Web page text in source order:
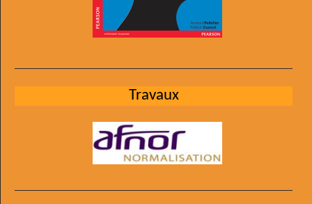
Travaux